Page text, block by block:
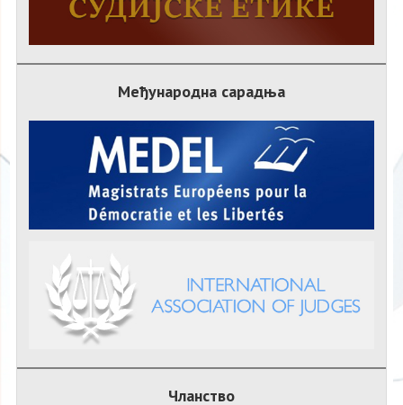
Међународна сарадња
Чланство